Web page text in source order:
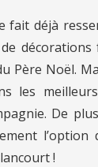
fait déjà
Père Noël.
les
De
l’option
!